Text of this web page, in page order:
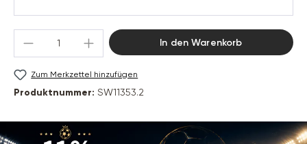
Produkt Anzahl: Gib den gewünschten
In den Warenkorb
Zum Merkzettel hinzufügen
Produktnummer: SW11353.2